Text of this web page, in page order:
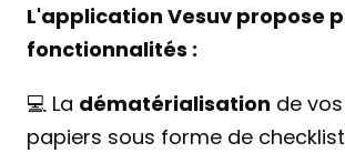
L'application Vesuv propose
fonctionnalités :
💻 La dématérialisation de
papiers sous forme de